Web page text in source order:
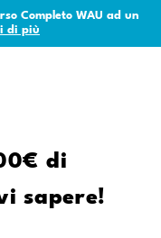
Completo WAU ad un
di più
di
sapere!